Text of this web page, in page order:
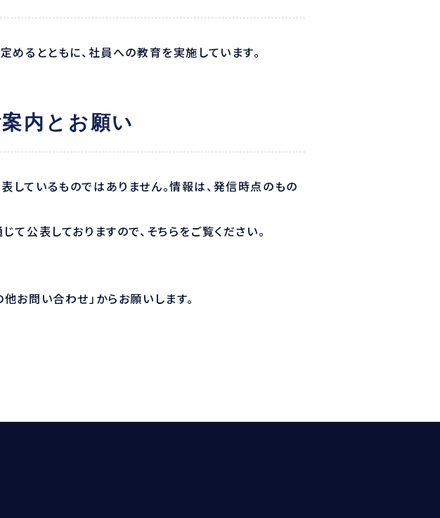
めるとともに、社員への教育を実施しています。
内とお願い
ているものではありません。情報は、発信時点のもの
公表しておりますので、そちらをご覧ください。
お問い合わせ」からお願いします。